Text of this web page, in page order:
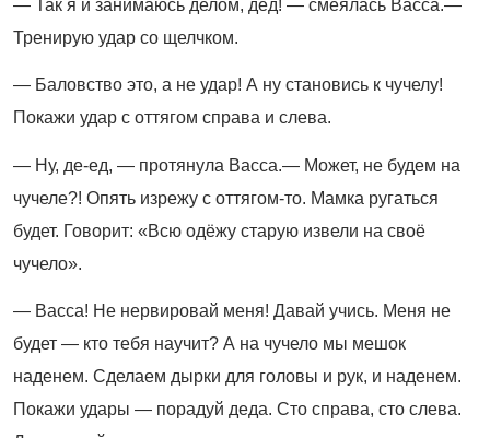
— Так я и занимаюсь делом, дед! — смеялась Васса.—
Тренирую удар со щелчком.
— Баловство это, а не удар! А ну становись к чучелу!
Покажи удар с оттягом справа и слева.
— Ну, де-ед, — протянула Васса.— Может, не будем на
чучеле?! Опять изрежу с оттягом-то. Мамка ругаться
будет. Говорит: «Всю одёжу старую извели на своё
чучело».
— Васса! Не нервировай меня! Давай учись. Меня не
будет — кто тебя научит? А на чучело мы мешок
наденем. Сделаем дырки для головы и рук, и наденем.
Покажи удары — порадуй деда. Сто справа, сто слева.